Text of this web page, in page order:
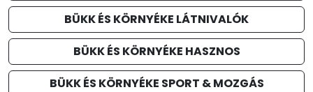
BÜKK ÉS KÖRNYÉKE LÁTNIVALÓK
BÜKK ÉS KÖRNYÉKE HASZNOS
BÜKK ÉS KÖRNYÉKE SPORT & MOZGÁS